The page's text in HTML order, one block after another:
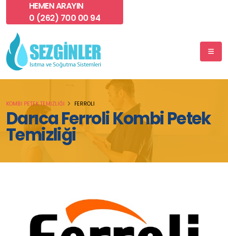
HEMEN ARAYIN
0 (262) 700 00 94
Darıca Ferroli Kombi Petek
Temizliği
KOMBI PETEK TEMIZLIĞI FERROLI